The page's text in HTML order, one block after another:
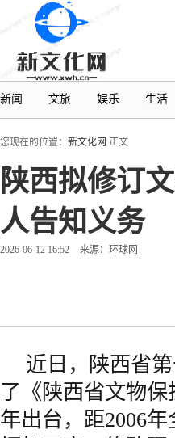
新闻 文旅 娱乐 生活
您现在的位置： 新文化网 正文
陕西拟修订
人告知义务
2026-06-12 16:52 来源：环球网
近日，陕西省
了《陕西省文物
年出台，距2006